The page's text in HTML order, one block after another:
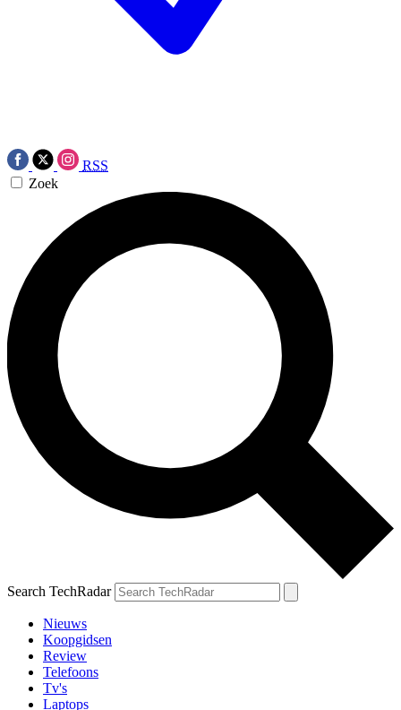
RSS
Zoek
Search TechRadar
Nieuws
Koopgidsen
Review
Telefoons
Tv's
Laptops